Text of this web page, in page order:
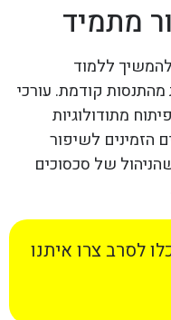
מתמיד
ללמוד
קודמת. עורכי
מתודולוגיות
הזמינים לשיפור
של סכסוכים
לסרב צרו איתנו